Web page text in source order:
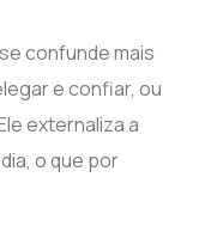
confunde mais
e confiar, ou
externaliza a
o que por